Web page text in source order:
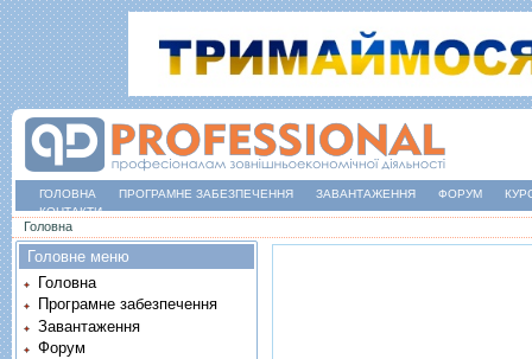
ГОЛОВНА ПРОГРАМНЕ ЗАБЕЗПЕЧЕННЯ ЗАВАНТАЖЕННЯ ФОРУМ
КОНТАКТИ
Ви є тут
Головна
Головне меню
Головна
Програмне забезпечення
Завантаження
Форум